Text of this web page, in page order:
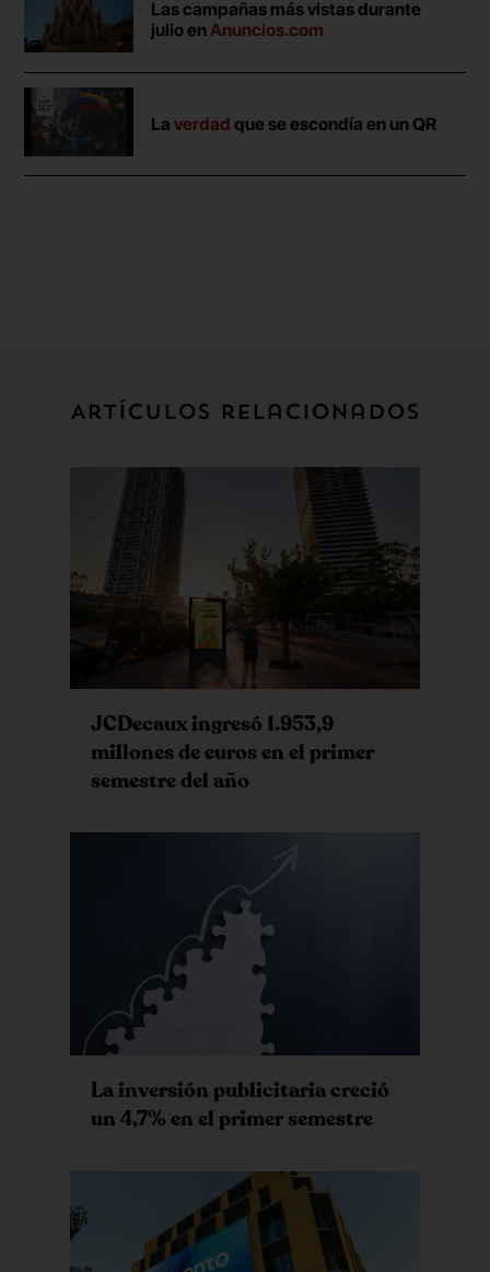
Las campañas más vistas durante
julio enAnuncios.com
Laverdad que se escondía en un QR
Artículos relacionados
JCDecaux ingresó 1.953,9
millones de euros en el primer
semestre del año
La inversión publicitaria creció
un 4,7% en el primer semestre